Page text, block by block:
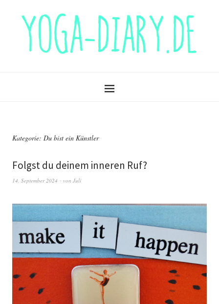
Kategorie: Du bist ein Künstler
Folgst du deinem inneren Ruf?
14. September 2024 von Juli